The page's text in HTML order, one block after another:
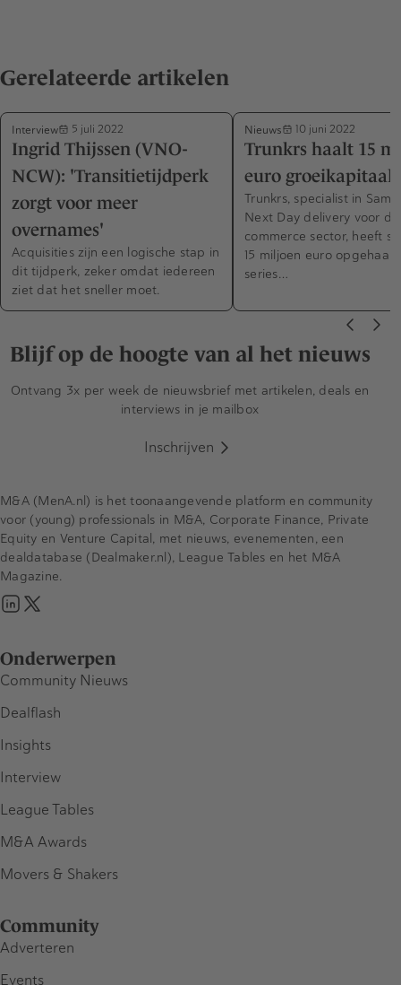
Gerelateerde artikelen
Interview 5 juli 2022
Ingrid Thijssen (VNO-
NCW): 'Transitietijdperk
zorgt voor meer
overnames'
Acquisities zijn een logische stap in
dit tijdperk, zeker omdat iedereen
ziet dat het sneller moet.
Nieuws 10 juni 2022
Trunkrs haalt 15
euro groeikapitaal
Trunkrs, specialist in
Next Day delivery voor
commerce sector, heeft
15 miljoen euro
series…
Blijf op de hoogte van al het nieuws
Ontvang 3x per week de nieuwsbrief met artikelen, deals en
interviews in je mailbox
Inschrijven
Onderwerpen
Community Nieuws
Dealflash
Insights
Interview
League Tables
M&A Awards
Movers & Shakers
Community
Adverteren
Events
M&A (MenA.nl) is het toonaangevende platform en community
voor (young) professionals in M&A, Corporate Finance, Private
Equity en Venture Capital, met nieuws, evenementen, een
dealdatabase (Dealmaker.nl), League Tables en het M&A
Magazine.